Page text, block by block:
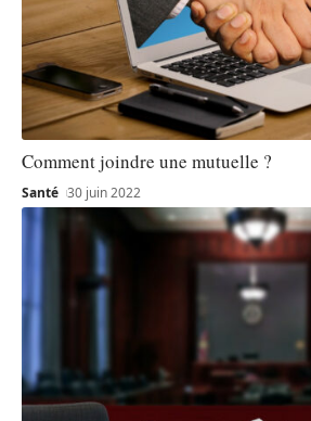
Comment joindre une mutuelle ?
Santé 30 juin 2022